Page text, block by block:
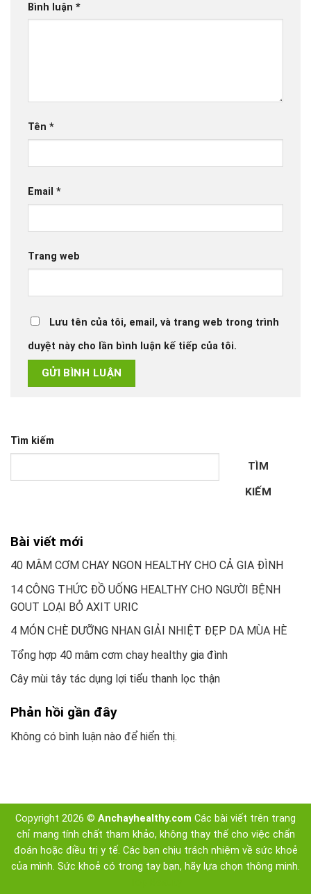
Bình luận *
Tên *
Email *
Trang web
Lưu tên của tôi, email, và trang web trong trình
duyệt này cho lần bình luận kế tiếp của tôi.
Tìm kiếm
TÌM
KIẾM
Bài viết mới
40 MÂM CƠM CHAY NGON HEALTHY CHO CẢ GIA ĐÌNH
14 CÔNG THỨC ĐỒ UỐNG HEALTHY CHO NGƯỜI BỆNH
GOUT LOẠI BỎ AXIT URIC
4 MÓN CHÈ DƯỠNG NHAN GIẢI NHIỆT ĐẸP DA MÙA HÈ
Tổng hợp 40 mâm cơm chay healthy gia đình
Cây mùi tây tác dụng lợi tiểu thanh lọc thận
Phản hồi gần đây
Không có bình luận nào để hiển thị.
Copyright 2026 © Anchayhealthy.com Các bài viết trên trang
chỉ mang tính chất tham khảo, không thay thế cho việc chẩn
đoán hoặc điều trị y tế. Các bạn chịu trách nhiệm về sức khoẻ
của mình. Sức khoẻ có trong tay bạn, hãy lựa chọn thông minh.